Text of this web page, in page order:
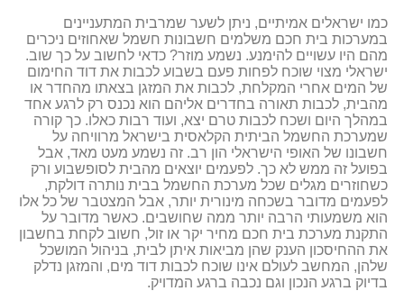
כמו ישראלים אמיתיים, ניתן לשער שמרבית המתעניינים
במערכות בית חכם משלמים חשבונות חשמל שאחוזים ניכרים
מהם היו עשויים להימנע. נשמע מוזר? כדאי לחשוב על כך שוב.
ישראלי מצוי שוכח לפחות פעם בשבוע לכבות את דוד החימום
של המים אחרי המקלחת, לכבות את המזגן בצאתו מהחדר או
מהבית, לכבות תאורה בחדרים אליהם הוא נכנס רק לרגע אחד
במהלך היום ושכח לכבות טרם יצא, ועוד רבות כאלו. כך קורה
שמערכת החשמל הביתית הקלאסית בישראל מרוויחה על
חשבונו של האופי הישראלי הון רב. זה נשמע מעט מאד, אבל
בפועל זה ממש לא כך. לפעמים יוצאים מהבית לסופשבוע ורק
כשחוזרים מגלים שכל מערכת החשמל בבית נותרה דולקת,
לפעמים מדובר בשכחה מינורית יותר, אבל המצטבר של כל אלו
הוא משמעותי הרבה יותר ממה שחושבים. כאשר מדובר על
התקנת מערכת בית חכם מחיר יקר או זול, חשוב לקחת בחשבון
את ההחיסכון הענק שהן מביאות איתן לבית, בניהול המושכל
שלהן, המחשב לעולם אינו שוכח לכבות דוד מים, והמזגן נדלק
בדיוק ברגע הנכון וגם נכבה ברגע המדויק.